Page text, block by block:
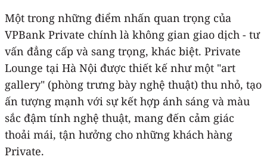
Một trong những điểm nhấn quan trọng của
VPBank Private chính là không gian giao dịch - tư
vấn đẳng cấp và sang trọng, khác biệt. Private
Lounge tại Hà Nội được thiết kế như một "art
gallery" (phòng trưng bày nghệ thuật) thu nhỏ, tạo
ấn tượng mạnh với sự kết hợp ánh sáng và màu
sắc đậm tính nghệ thuật, mang đến cảm giác
thoải mái, tận hưởng cho những khách hàng
Private.